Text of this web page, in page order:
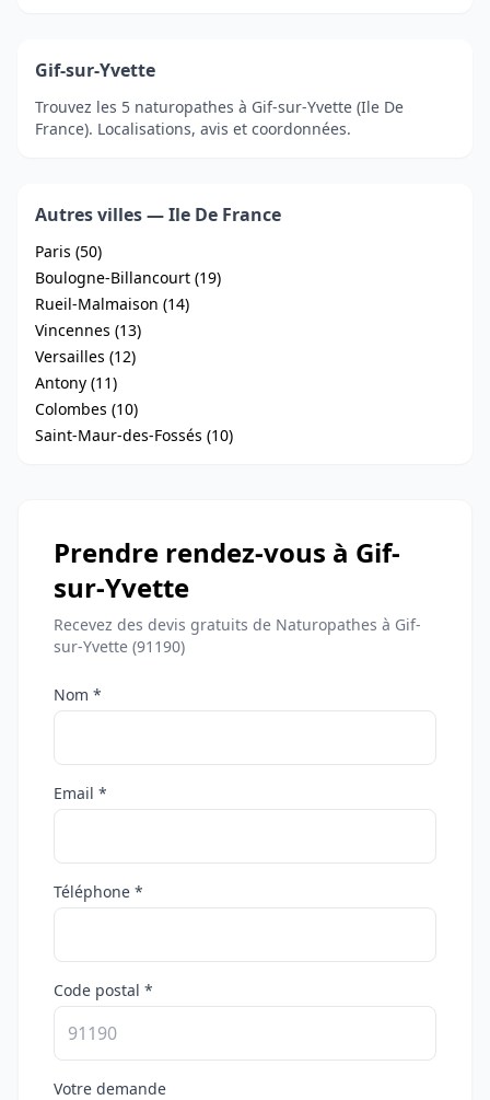
Gif-sur-Yvette
Trouvez les 5 naturopathes à Gif-sur-Yvette (Ile De
France). Localisations, avis et coordonnées.
Autres villes — Ile De France
Paris (50)
Boulogne-Billancourt (19)
Rueil-Malmaison (14)
Vincennes (13)
Versailles (12)
Antony (11)
Colombes (10)
Saint-Maur-des-Fossés (10)
Prendre rendez-vous à Gif-
sur-Yvette
Recevez des devis gratuits de Naturopathes à Gif-
sur-Yvette (91190)
Nom *
Email *
Téléphone *
Code postal *
Votre demande